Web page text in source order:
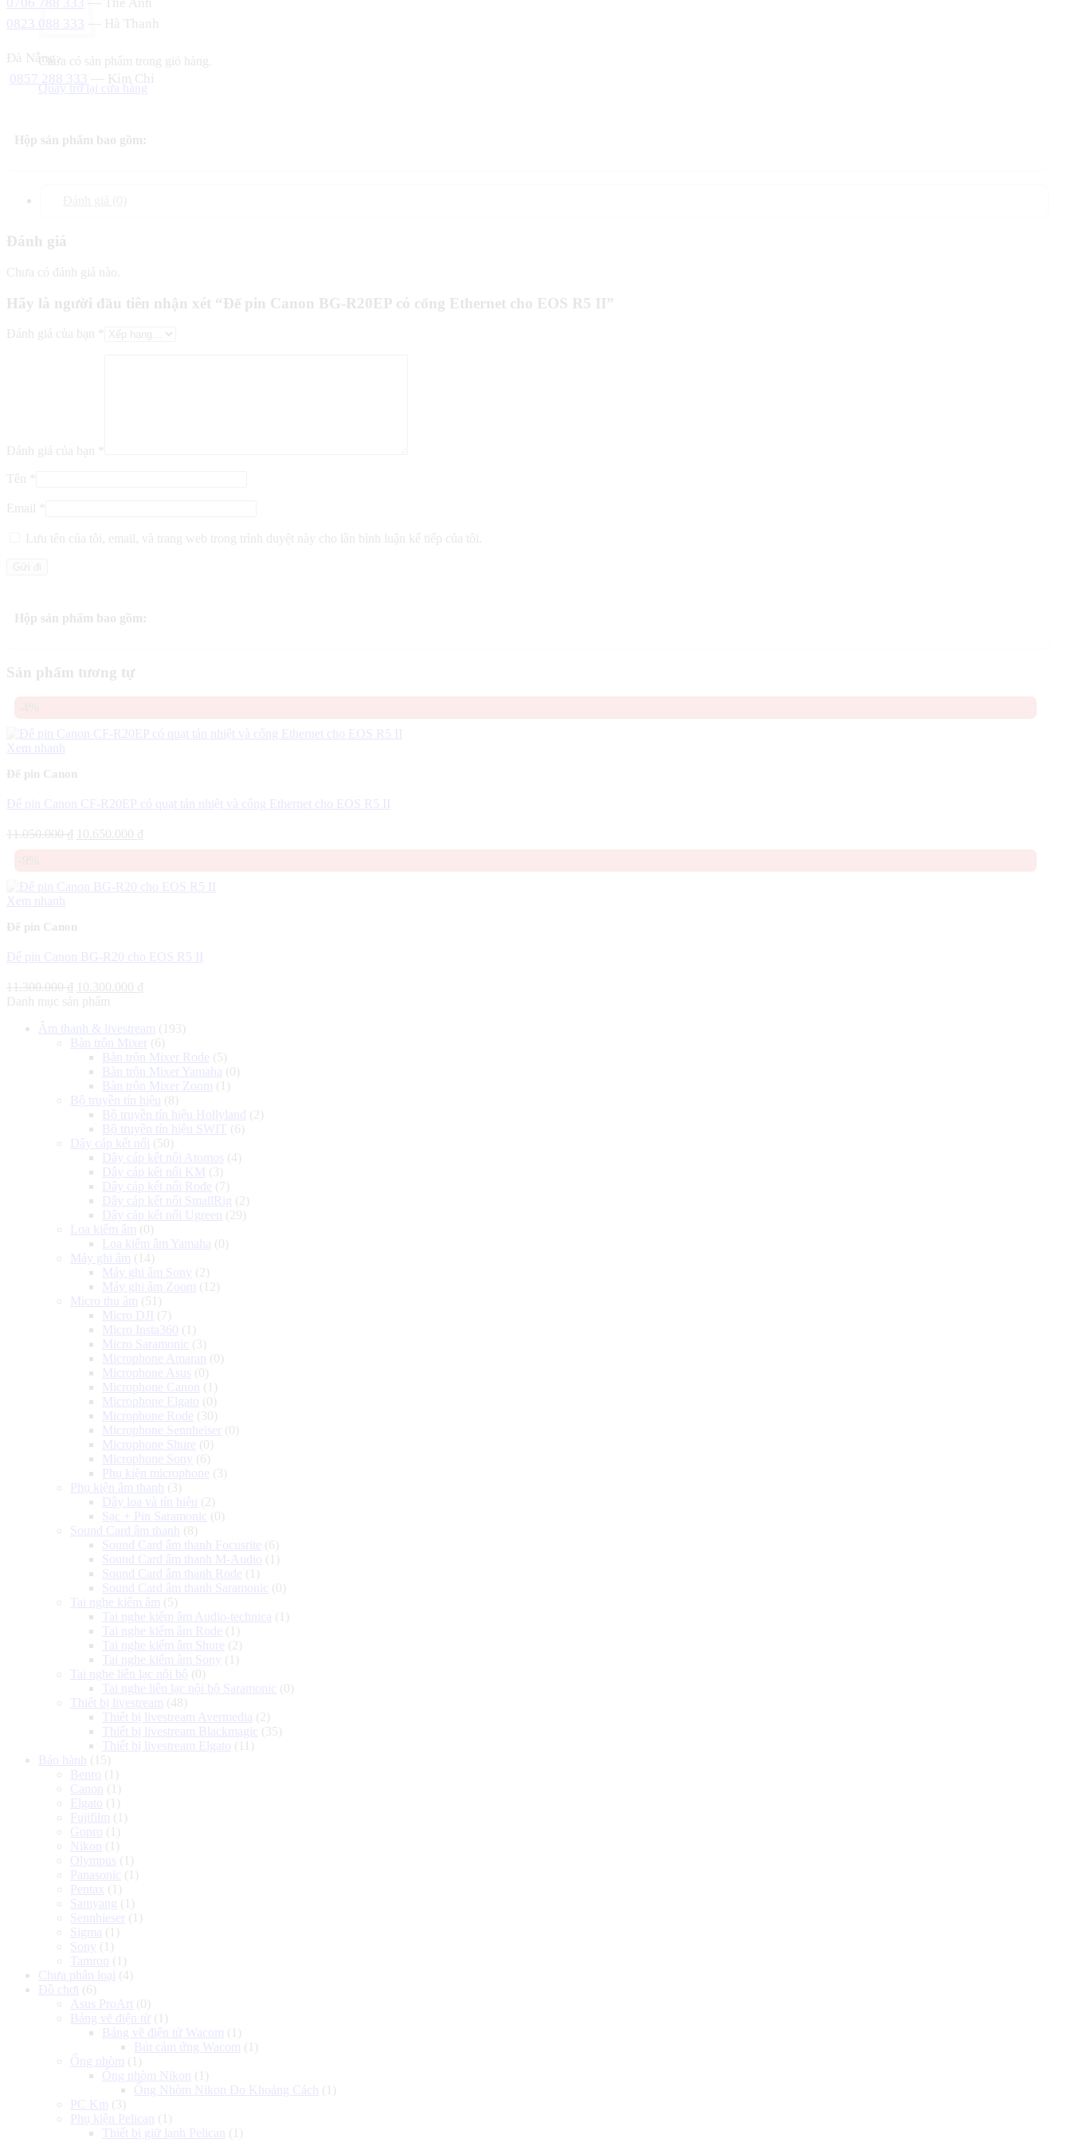
Chưa có sản phẩm trong giỏ hàng.
Quay trở lại cửa hàng
0823 088 333
— Hà Thanh
Đà Nẵng:
0857 288 333
— Kim Chi
Hộp sản phẩm bao gồm:
Đánh giá
Chưa có đánh giá nào.
Hãy là người đầu tiên nhận xét “Đế pin Canon BG-R20EP có cổng Ethernet cho EOS R5 II”
Đánh giá của bạn
Đánh giá của bạn
Tên
Email
Lưu tên của tôi, email, và trang web trong trình duyệt này cho lần bình luận kế tiếp của tôi.
Hộp sản phẩm bao gồm:
Sản phẩm tương tự
Xem nhanh
Đế pin Canon
Đế pin Canon CF-R20EP có quạt tản nhiệt và cổng Ethernet cho EOS R5 II
11.050.000₫
Giá
10.650.000 ₫
10.650.000 ₫.
Xem nhanh
Đế pin Canon
Đế pin Canon BG-R20 cho EOS R5 II
11.300.000₫
Giá
gốc
11.300.000 ₫.
10.300.000 ₫
là:
10.300.000 ₫.
Danh mục sản phẩm
Âm thanh & livestream (193)
Bàn trộn Mixer
(6)
Bàn trộn Mixer Rode (5)
Bàn trộn Mixer Yamaha (0)
Bàn trộn Mixer Zoom (1)
Bộ truyền tín hiệu
(8)
Bộ truyền tín hiệu Hollyland
(2)
Bộ truyền tín hiệu SWIT (6)
Dây cáp kết nối (50)
Dây cáp kết nối Atomos (4)
Dây cáp kết nối KM (3)
Dây cáp kết nối Rode (7)
Dây cáp kết nối SmallRig (2)
Dây cáp kết nối Ugreen
(29)
Loa kiểm âm (0)
Loa kiểm âm Yamaha (0)
Máy ghi âm (14)
Máy ghi âm Sony (2)
Máy ghi âm Zoom (12)
Micro thu âm (51)
Micro DJI (7)
Micro Insta360 (1)
Micro Saramonic (3)
Microphone Amaran
(0)
Microphone Asus (0)
Microphone Canon
(1)
Microphone Elgato (0)
Microphone Rode (30)
Microphone Sennheiser
(0)
Microphone Shure (0)
Microphone Sony (6)
Phụ kiện microphone (3)
Phụ kiện âm thanh
(3)
Dây loa và tín hiệu
(2)
Sạc + Pin Saramonic (0)
Sound Card âm thanh
(8)
Sound Card âm thanh Focusrite (6)
Sound Card âm thanh M-Audio (1)
Sound Card âm thanh Rode (1)
Sound Card âm thanh Saramonic (0)
Tai nghe kiểm âm (5)
Tai nghe kiểm âm Audio-technica (1)
Tai nghe kiểm âm Rode (1)
Tai nghe kiểm âm Shure (2)
Tai nghe kiểm âm Sony (1)
Tai nghe liên lạc nội bộ (0)
Tai nghe liên lạc nội bộ Saramonic (0)
Thiết bị livestream (48)
Thiết bị livestream Avermedia (2)
Thiết bị livestream Blackmagic (35)
Thiết bị livestream Elgato (11)
Bảo hành
(15)
Benro (1)
Canon
(1)
Elgato (1)
Fujifilm (1)
Gopro (1)
Nikon
(1)
Olympus (1)
Panasonic (1)
Pentax (1)
Samyang (1)
Sennhieser
(1)
Sigma (1)
Sony (1)
Tamron
(1)
Chưa phân loại (4)
Đồ chơi (6)
Asus ProArt (0)
Bảng vẽ điện tử (1)
Bảng vẽ điện tử Wacom (1)
Bút cảm ứng Wacom (1)
Ống nhòm (1)
Ống nhòm Nikon
(1)
Ống Nhòm Nikon Đo Khoảng Cách
(1)
PC Km (3)
Phụ kiện Pelican
(1)
Thiết bị giữ lạnh Pelican
(1)